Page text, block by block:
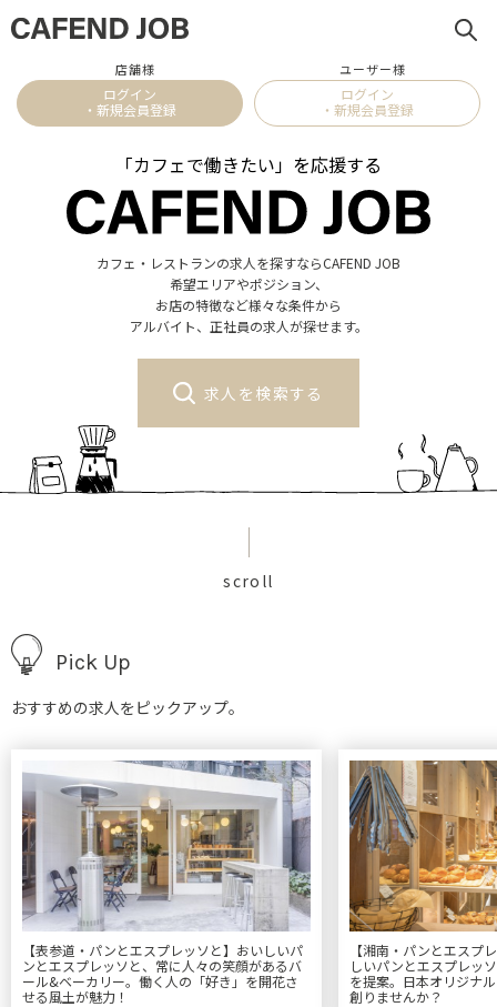
店舗様
ログイン
・新規会員登録
ユーザー様
ログイン
・新規会員登録
「カフェで働きたい」を応援する
カフェ・レストランの求人を探すならCAFEND JOB
希望エリアやポジション、
お店の特徴など様々な条件から
アルバイト、正社員の求人が探せます。
求人を検索する
scroll
Pick Up
おすすめの求人をピックアップ。
【表参道・パンとエスプレッソと】おいしいパ
ンとエスプレッソと、常に人々の笑顔があるバ
ール&ベーカリー。働く人の「好き」を開花さ
せる風土が魅力！
【湘南・パンとエスプ
しいパンとエスプレッ
を提案。日本オリジナ
創りませんか？